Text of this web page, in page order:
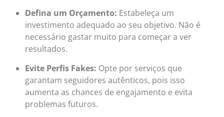
Defina um Orçamento: Estabeleça um
investimento adequado ao seu objetivo. Não é
necessário gastar muito para começar a ver
resultados.
Evite Perfis Fakes: Opte por serviços que
garantam seguidores autênticos, pois isso
aumenta as chances de engajamento e evita
problemas futuros.